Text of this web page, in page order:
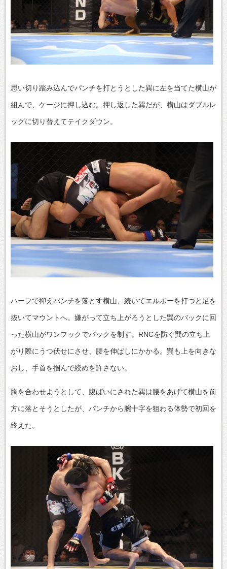
思い切り踏み込んでパンチを打とうとした巽に左を当てた横山が
組んで、ケージに押し込む。押し返した巽だが、横山はダブルレ
ッグに切り替えてテイクダウン。
ハーフで抑えパンチを落とす横山、続いてエルボーを打つと足を
抜いてマウントへ。嫌がって立ち上がろうとした巽のバックに回
った横山がワンフックでバックを制す。RNCを防ぐ巽の立ち上
がり際にうつ伏せにさせ、腰を伸ばしにかかる。巽も上を向きな
おし、手首を掴んで絞めを許さない。
胸を合わせようとして、腹ばいにされた巽は腰をあげて横山を前
方に落とそうとしたが、パンチから腕十字を狙わる体勢で初回を
終えた。